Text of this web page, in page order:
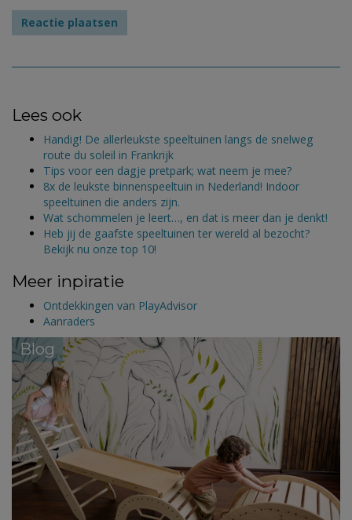
Lees ook
Handig! De allerleukste speeltuinen langs de snelweg
route du soleil in Frankrijk
Tips voor een dagje pretpark; wat neem je mee?
8x de leukste binnenspeeltuin in Nederland! Indoor
speeltuinen die anders zijn.
Wat schommelen je leert…, en dat is meer dan je denkt!
Heb jij de gaafste speeltuinen ter wereld al bezocht?
Bekijk nu onze top 10!
Meer inpiratie
Ontdekkingen van PlayAdvisor
Aanraders
Blog